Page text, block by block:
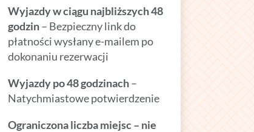
Wyjazdy w ciągu najbliższych 48
godzin– Bezpieczny link do
płatności wysłany e-mailem po
dokonaniu rezerwacji
Wyjazdy po 48 godzinach–
Natychmiastowe potwierdzenie
Ograniczona liczba miejsc – nie